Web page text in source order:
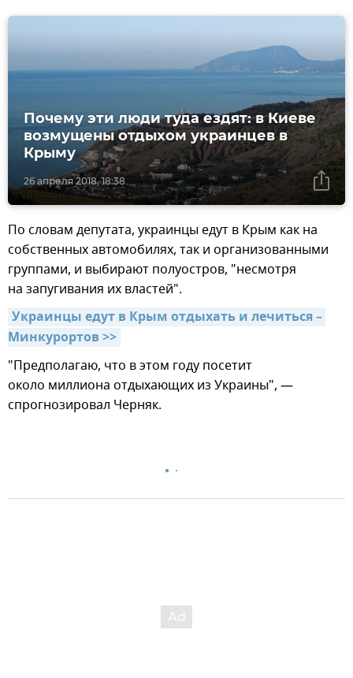
26 апреля 2018, 18:38
Почему эти люди туда ездят: в Киеве
возмущены отдыхом украинцев в
Крыму
По словам депутата, украинцы едут в Крым как на
собственных автомобилях, так и организованными
группами, и выбирают полуостров, "несмотря
на запугивания их властей".
Украинцы едут в Крым отдыхать и лечиться –
Минкурортов >>
"Предполагаю, что в этом году посетит
около миллиона отдыхающих из Украины", —
спрогнозировал Черняк.